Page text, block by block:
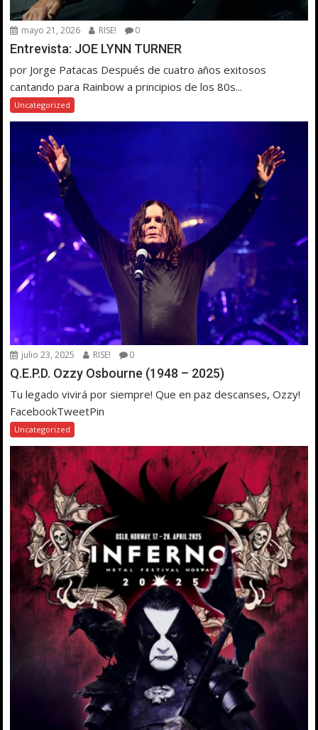
mayo 21, 2026 RISE! 0
Entrevista: JOE LYNN TURNER
por Jorge Patacas Después de cuatro años exitosos
cantando para Rainbow a principios de los 80s...
Uncategorized
julio 23, 2025 RISE! 0
Q.E.P.D. Ozzy Osbourne (1948 – 2025)
Tu legado vivirá por siempre! Que en paz descanses, Ozzy!
FacebookTweetPin
Uncategorized